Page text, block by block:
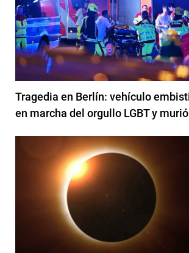
Tragedia en Berlín: vehículo
en marcha del orgullo LGBT y